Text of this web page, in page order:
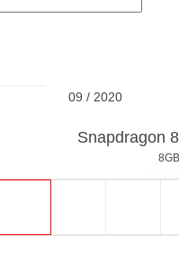
09 / 2020
Android 10, ZenUI
Snapdragon